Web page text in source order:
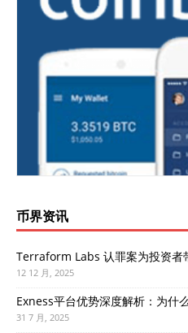
币界资讯
Terraform Labs 认罪案为投资者
12 12 月, 2025
Exness平台优势深度解析：为什
31 7 月, 2025